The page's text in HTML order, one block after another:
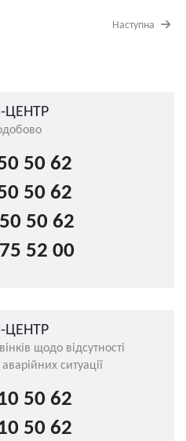
Наступна
ЦЕНТР
50 62
50 62
50 62
52 00
ЦЕНТР
щодо відсутності
ситуації
50 62
50 62